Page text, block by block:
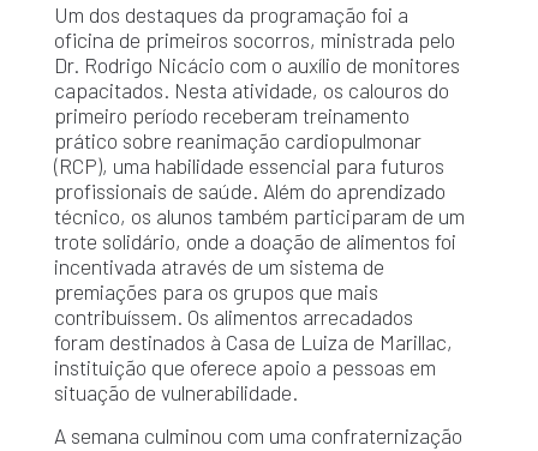
Um dos destaques da programação foi a
oficina de primeiros socorros, ministrada pelo
Dr. Rodrigo Nicácio com o auxílio de monitores
capacitados. Nesta atividade, os calouros do
primeiro período receberam treinamento
prático sobre reanimação cardiopulmonar
(RCP), uma habilidade essencial para futuros
profissionais de saúde. Além do aprendizado
técnico, os alunos também participaram de um
trote solidário, onde a doação de alimentos foi
incentivada através de um sistema de
premiações para os grupos que mais
contribuíssem. Os alimentos arrecadados
foram destinados à Casa de Luiza de Marillac,
instituição que oferece apoio a pessoas em
situação de vulnerabilidade.
A semana culminou com uma confraternização